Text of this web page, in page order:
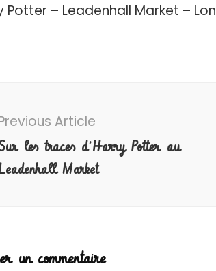
Potter – Leadenhall Market –
Article
les traces d’Harry Potter au
Market
un commentaire